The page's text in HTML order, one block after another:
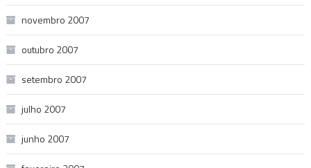
novembro 2007
outubro 2007
setembro 2007
julho 2007
junho 2007